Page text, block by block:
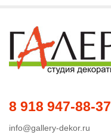
8 918 947-88-37
info@gallery-dekor.ru